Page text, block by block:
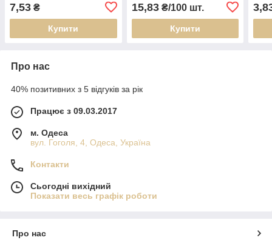
7,53 ₴
Купити
15,83₴/100 шт.
Купити
Про нас
40% позитивних з 5 відгуків за рік
Працює з 09.03.2017
м. Одеса
вул. Гоголя, 4, Одеса, Україна
Контакти
Сьогодні вихідний
Показати весь графік роботи
Про нас